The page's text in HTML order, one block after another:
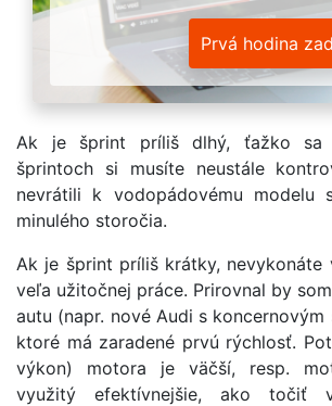
Prvá hodina
Ak je šprint príliš dlhý, ťažko sa
šprintoch si musíte neustále
nevrátili k vodopádovému modelu
minulého storočia.
Ak je šprint príliš krátky, nevykonáte
veľa užitočnej práce. Prirovnal by
autu (napr. nové Audi s koncernovým
ktoré má zaradené prvú rýchlosť.
výkon) motora je väčší, resp.
využitý efektívnejšie, ako točiť